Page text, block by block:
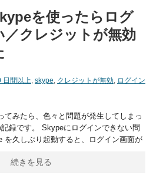
を使ったらログ
／クレジットが無効
日間以上, skype, クレジットが無効, ログイン
てみたら、色々と問題が発生してしまっ
録です。 Skypeにログインできない問
を久しぶり起動すると、ログイン画面が
続きを見る